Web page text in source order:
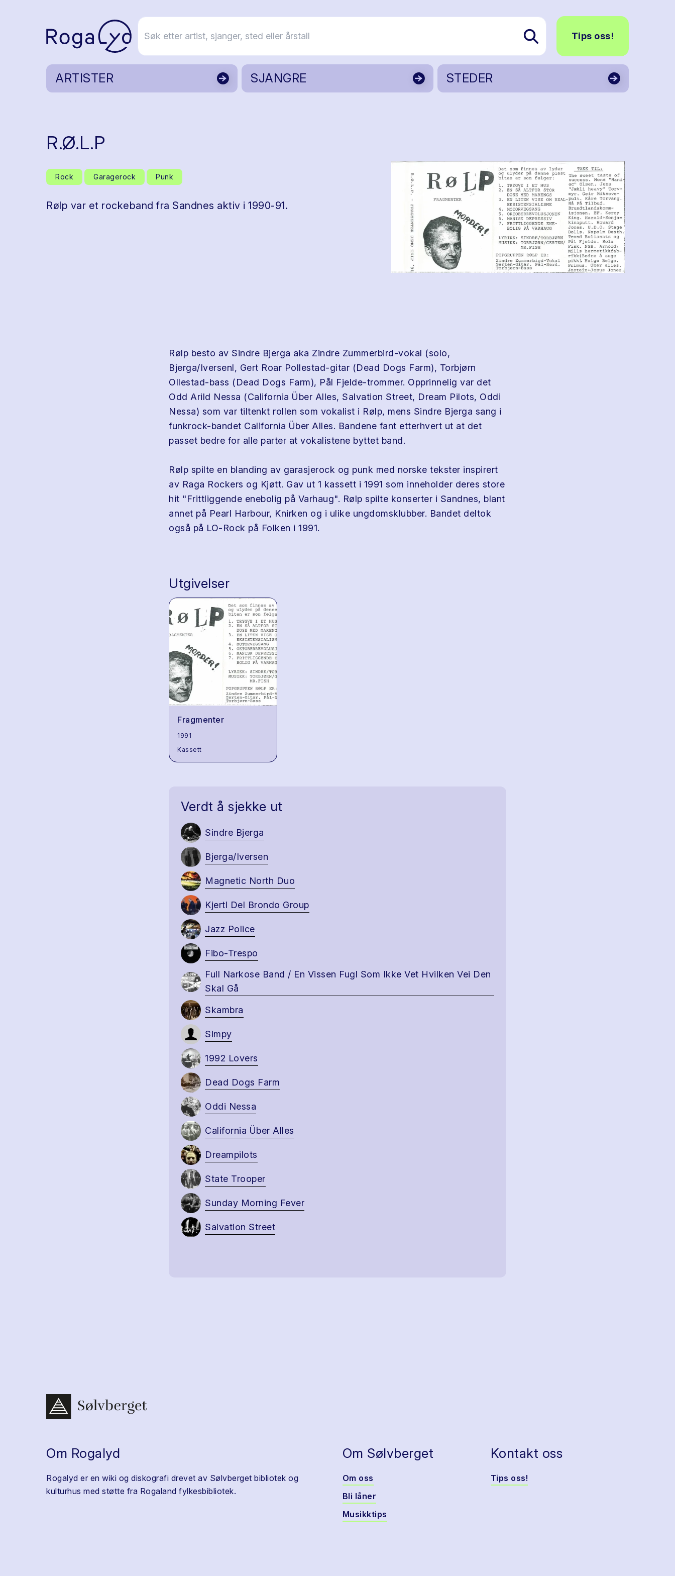
Tips oss!
ARTISTER SJANGRE STEDER
R.Ø.L.P
Rock Garagerock Punk
Rølp var et rockeband fra Sandnes aktiv i 1990-91.
Rølp besto av Sindre Bjerga aka Zindre Zummerbird-vokal (solo,
Bjerga/Iversenl, Gert Roar Pollestad-gitar (Dead Dogs Farm), Torbjørn
Ollestad-bass (Dead Dogs Farm), Pål Fjelde-trommer. Opprinnelig var det
Odd Arild Nessa (California Über Alles, Salvation Street, Dream Pilots, Oddi
Nessa) som var tiltenkt rollen som vokalist i Rølp, mens Sindre Bjerga sang i
funkrock-bandet California Über Alles. Bandene fant etterhvert ut at det
passet bedre for alle parter at vokalistene byttet band.
Rølp spilte en blanding av garasjerock og punk med norske tekster inspirert
av Raga Rockers og Kjøtt. Gav ut 1 kassett i 1991 som inneholder deres store
hit "Frittliggende enebolig på Varhaug". Rølp spilte konserter i Sandnes, blant
annet på Pearl Harbour, Knirken og i ulike ungdomsklubber. Bandet deltok
også på LO-Rock på Folken i 1991.
Utgivelser
Fragmenter
1991
Kassett
Verdt å sjekke ut
Sindre Bjerga
Bjerga/Iversen
Magnetic North Duo
Kjertl Del Brondo Group
Jazz Police
Fibo-Trespo
Full Narkose Band / En Vissen Fugl Som Ikke Vet Hvilken Vei Den
Skal Gå
Skambra
Simpy
1992 Lovers
Dead Dogs Farm
Oddi Nessa
California Über Alles
Dreampilots
State Trooper
Sunday Morning Fever
Salvation Street
Om Rogalyd
Rogalyd er en wiki og diskografi drevet av Sølvberget bibliotek og
kulturhus med støtte fra Rogaland fylkesbibliotek.
Om Sølvberget
Om oss
Bli låner
Musikktips
Kontakt oss
Tips oss!